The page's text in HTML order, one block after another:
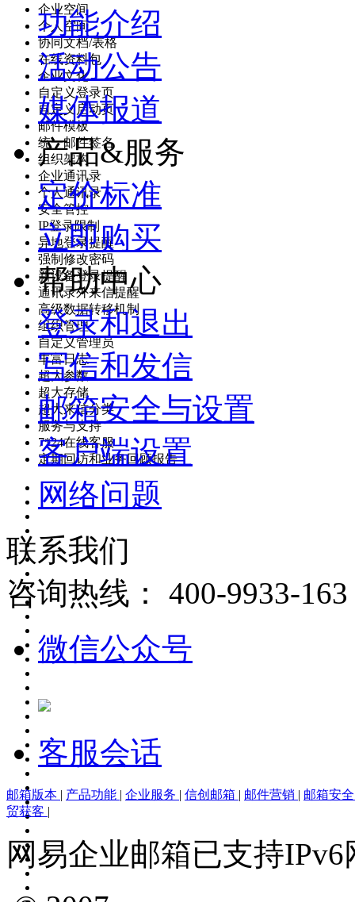
企业空间
个人空间
协同文档/表格
在线资料包
企业文化
自定义登录页
自定义启动页
邮件模板
统一邮件签名
组织架构
企业通讯录
个人通讯录
安全管控
IP登录限制
异地登录提醒
强制修改密码
新设备登录提醒
通讯录外来信提醒
高级数据转移机制
组织管理
自定义管理员
丰富日志
超大参数
超大存储
超大来信分类
服务与支持
7*24在线客服
定期回访和业务回顾报告
功能介绍
活动公告
媒体报道
产品&服务
定价标准
立即购买
帮助中心
登录和退出
写信和发信
邮箱安全与设置
客户端设置
网络问题
联系我们
咨询热线： 400-9933-163
微信公众号
客服会话
邮箱版本 | 产品功能 | 企业服务 | 信创邮箱 | 邮件营销 | 邮箱安
贸获客 |
网易企业邮箱已支持